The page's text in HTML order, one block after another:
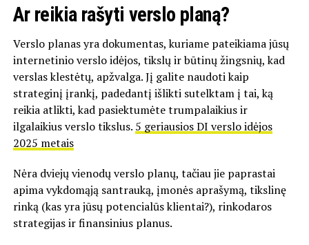
Ar reikia rašyti verslo planą?
Verslo planas yra dokumentas, kuriame pateikiama jūsų
internetinio verslo idėjos, tikslų ir būtinų žingsnių, kad
verslas klestėtų, apžvalga. Jį galite naudoti kaip
strateginį įrankį, padedantį išlikti sutelktam į tai, ką
reikia atlikti, kad pasiektumėte trumpalaikius ir
ilgalaikius verslo tikslus. 5 geriausios DI verslo idėjos
2025 metais
Nėra dviejų vienodų verslo planų, tačiau jie paprastai
apima vykdomąją santrauką, įmonės aprašymą, tikslinę
rinką (kas yra jūsų potencialūs klientai?), rinkodaros
strategijas ir finansinius planus.